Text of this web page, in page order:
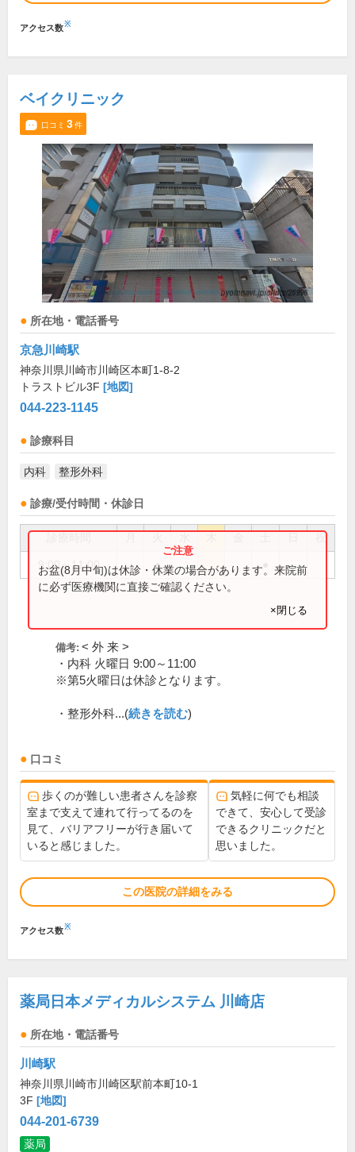
アクセス数※
ベイクリニック
口コミ 3件
所在地・電話番号
京急川崎駅
神奈川県川崎市川崎区本町1-8-2
トラストビル3F [地図]
044-223-1145
診療科目
内科 整形外科
診療/受付時間・休診日
祝
9:00～11:00 ●
お盆(8月中旬)は休診・休業の場合があります。来院前
に必ず医療機関に直接ご確認ください。
×閉じる
備考: < 外 来 >
・内科 火曜日 9:00～11:00
※第5火曜日は休診となります。
・整形外科...(続きを読む)
口コミ
歩くのが難しい患者さんを診察
室まで支えて連れて行ってるのを
見て、バリアフリーが行き届いて
いると感じました。
気軽に何でも相談
できて、安心して受診
できるクリニックだと
思いました。
この医院の詳細をみる
アクセス数※
薬局日本メディカルシステム 川崎店
所在地・電話番号
川崎駅
神奈川県川崎市川崎区駅前本町10-1
3F [地図]
044-201-6739
薬局